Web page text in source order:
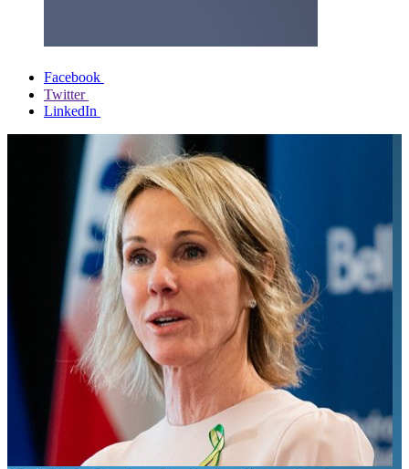
Facebook
Twitter
LinkedIn